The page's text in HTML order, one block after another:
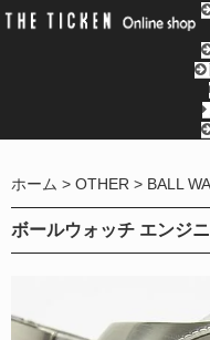
ホーム OTHER BALL
ボールウォッチ エンジ